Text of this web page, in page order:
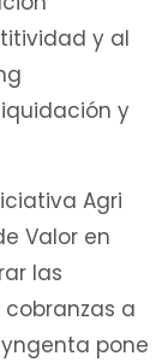
y al
y
Agri
Valor en
las
a
pone